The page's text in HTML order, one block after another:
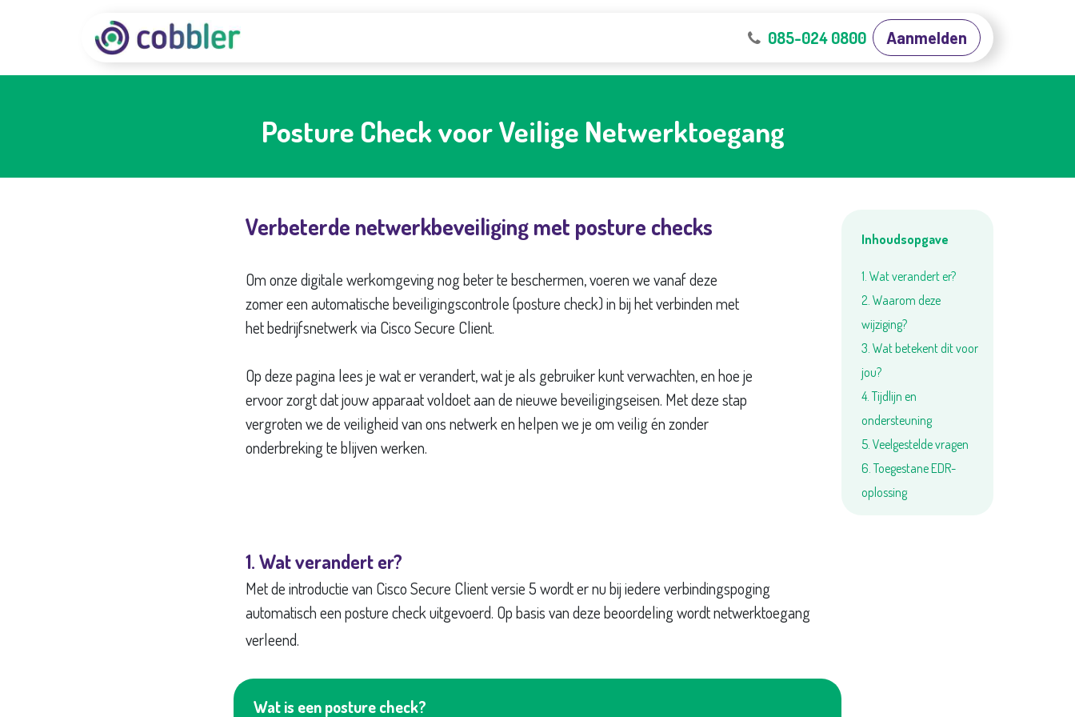
Contact Werken bij Cobbler Certificeringen
085-024 0800 Aanmelden
Posture Check voor Veilige Netwerktoegang
Verbeterde netwerkbeveiliging met posture checks
Om onze digitale werkomgeving nog beter te beschermen, voeren we vanaf deze
zomer een automatische beveiligingscontrole (posture check) in bij het verbinden met
het bedrijfsnetwerk via Cisco Secure Client.
Op deze pagina lees je wat er verandert, wat je als gebruiker kunt verwachten, en hoe je
ervoor zorgt dat jouw apparaat voldoet aan de nieuwe beveiligingseisen. Met deze stap
vergroten we de veiligheid van ons netwerk en helpen we je om veilig én zonder
onderbreking te blijven werken.
Inhoudsopgave
1. Wat verandert er?
2. Waarom deze
wijziging?
3. Wat betekent dit voor
jou?
4. Tijdlijn en
ondersteuning
5. Veelgestelde vragen
6. Toegestane EDR-
oplossing
1. Wat verandert er?
Met de introductie van Cisco Secure Client versie 5 wordt er nu bij iedere verbindingspoging
automatisch een posture check uitgevoerd. Op basis van deze beoordeling wordt netwerktoegang
verleend.
Wat is een posture check?